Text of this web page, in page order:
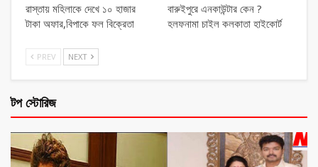
রাস্তায় মহিলাকে দেখে ১০ হাজার
টাকা অফার,বিপাকে ফল বিক্রেতা
বারুইপুরে এনকাউন্টার কেন ?
হলফনামা চাইল কলকাতা হাইকোর্ট
PREV NEXT
টপ স্টোরিজ